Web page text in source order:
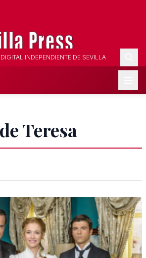
INDEPENDIENTE DE SEVILLA
Teresa